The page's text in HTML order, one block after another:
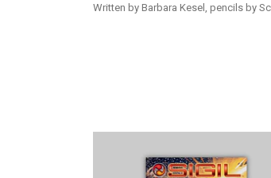
Written by Barbara Kesel, pencils by